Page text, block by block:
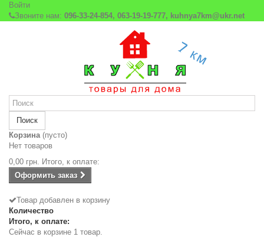
Войти
Звоните нам: 096-33-24-854, 063-19-19-777, kuhnya7km@ukr.net
Поиск
Корзина (пусто)
Нет товаров
0,00 грн. Итого, к оплате:
Оформить заказ
Товар добавлен в корзину
Количество
Итого, к оплате:
Сейчас в корзине 1 товар.